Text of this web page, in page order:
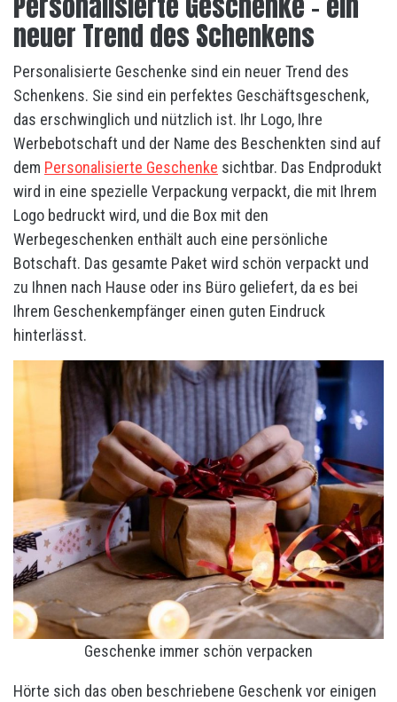
neuer Trend des Schenkens
Personalisierte Geschenke sind ein neuer Trend des
Schenkens. Sie sind ein perfektes Geschäftsgeschenk,
das erschwinglich und nützlich ist. Ihr Logo, Ihre
Werbebotschaft und der Name des Beschenkten sind auf
dem Personalisierte Geschenke sichtbar. Das Endprodukt
wird in eine spezielle Verpackung verpackt, die mit Ihrem
Logo bedruckt wird, und die Box mit den
Werbegeschenken enthält auch eine persönliche
Botschaft. Das gesamte Paket wird schön verpackt und
zu Ihnen nach Hause oder ins Büro geliefert, da es bei
Ihrem Geschenkempfänger einen guten Eindruck
hinterlässt.
Geschenke immer schön verpacken
Hörte sich das oben beschriebene Geschenk vor einigen